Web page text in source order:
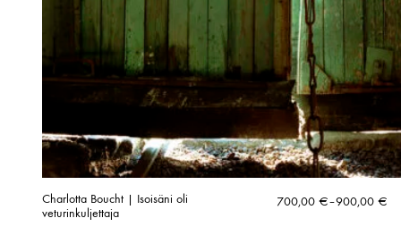
Charlotta Boucht | Isoisäni oli
veturinkuljettaja
700,00 €–900,00 €
Hintaluokka: